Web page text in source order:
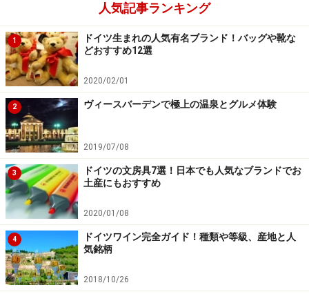
ドイツ土産の定番、スイーツ
ドイツ人は甘いものが大好きなのでスーパーのお菓子売
り場は大充実。日本に輸入されている人気メーカーのス
イーツも現地では驚くほど種類が豊富で格安です。
スイーツ系のお土産1 チョコレート
チョコレート大国ドイツのスーパーには、おいしくて手頃な
チョコレートがよりどりみどり！
ドイツはチョコレートの生産量・消費量ともに世界でも
トップを争うチョコ大国。高級なものでなくてもレベル
人気記事ランキング
1
ドイツ生まれの人気有名ブランド！バッグや靴な
どおすすめ12選
2020/02/01
2 ヴィースバーデンで極上の温泉とグルメ体験
2019/07/08
3
ドイツの文房具7選！日本でも人気なブランドでお
土産にもおすすめ
2020/01/08
4
ドイツワイン完全ガイド！種類や等級、産地と人
気銘柄
2018/10/26